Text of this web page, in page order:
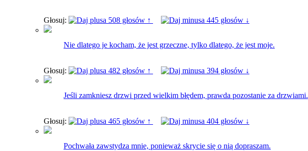
Głosuj: 508 głosów ↑ 445 głosów ↓
Nie dlatego je kocham, że jest grzeczne, tylko dlatego, że jest moje.
Głosuj: 482 głosów ↑ 394 głosów ↓
Jeśli zamkniesz drzwi przed wielkim błędem, prawda pozostanie za drzwiami.
Głosuj: 465 głosów ↑ 404 głosów ↓
Pochwała zawstydza mnie, ponieważ skrycie się o nią dopraszam.